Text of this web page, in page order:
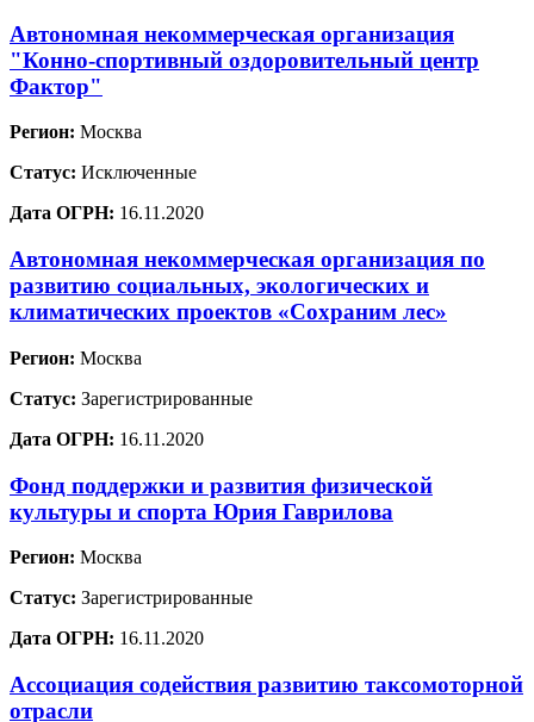
Автономная некоммерческая организация
"Конно-спортивный оздоровительный центр
Фактор"
Регион: Москва
Статус: Исключенные
Дата ОГРН: 16.11.2020
Автономная некоммерческая организация по
развитию социальных, экологических и
климатических проектов «Сохраним лес»
Регион: Москва
Статус: Зарегистрированные
Дата ОГРН: 16.11.2020
Фонд поддержки и развития физической
культуры и спорта Юрия Гаврилова
Регион: Москва
Статус: Зарегистрированные
Дата ОГРН: 16.11.2020
Ассоциация содействия развитию таксомоторной
отрасли